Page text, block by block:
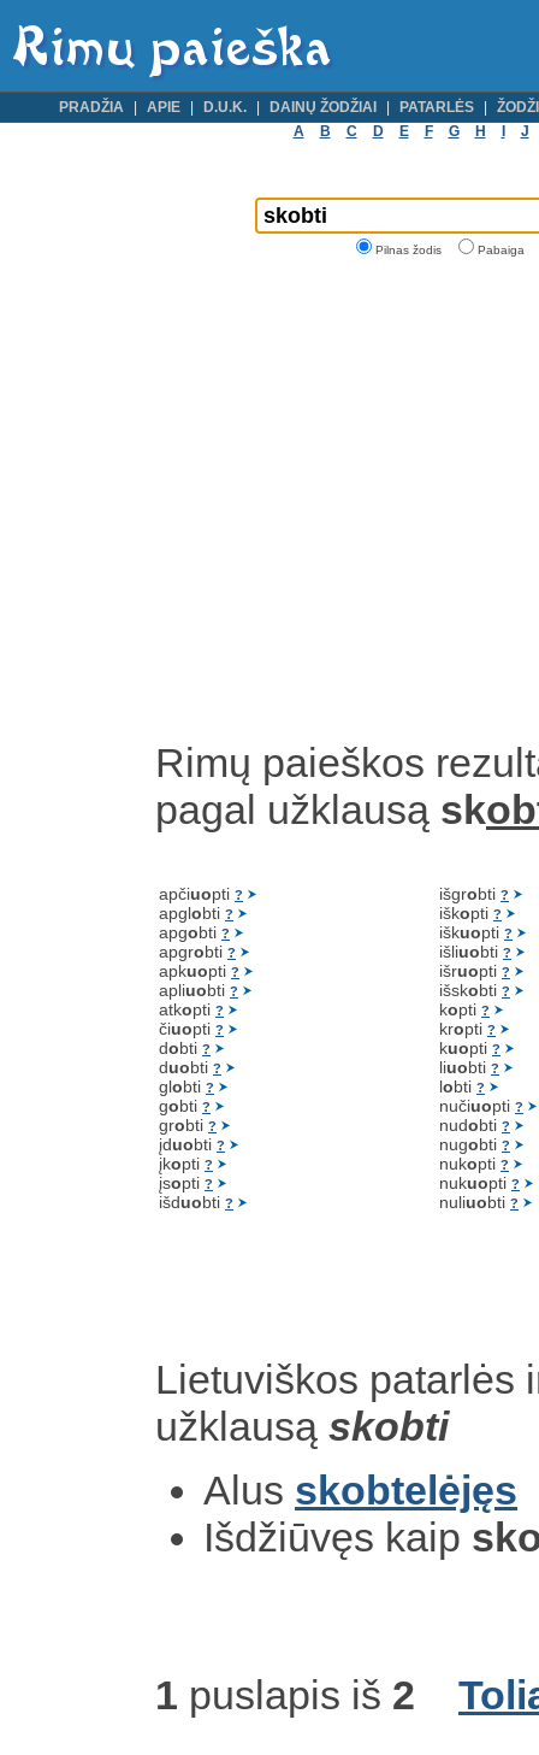
PRADŽIA APIE D.U.K. DAINŲ ŽODŽIAI PATARLĖS
A
B C D E F G H J
Pilnas žodis Pabaiga
Rimų paieškos
pagal užklausą sk
apčiuopti ?
apglobti ?
apgobti ?
apgrobti ?
apkuopti ?
apliuobti ?
atkopti ?
čiuopti ?
dobti ?
duobti ?
globti ?
gobti ?
grobti ?
įduobti ?
įkopti ?
įsopti ?
išduobti ?
išgrobti ?
iškopti ?
iškuopti ?
išliuobti ?
išruopti ?
išskobti ?
kopti ?
kropti ?
kuopti ?
liuobti ?
lobti ?
nučiuopti ?
nudobti ?
nugobti ?
nukopti ?
nukuopti ?
nuliuobti ?
Lietuviškos patarlės
užklausą skobti
Alus skobtelėjęs
Išdžiūvęs kaip
1 puslapis iš 2